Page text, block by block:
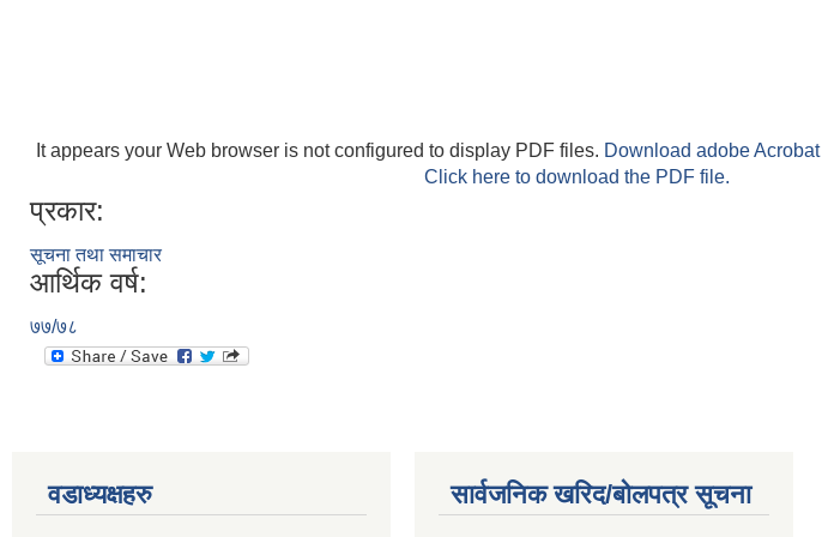
It appears your Web browser is not configured to display PDF files. Download adobe Acrobat
Click here to download the PDF file.
प्रकार:
सूचना तथा समाचार
आर्थिक वर्ष:
७७/७८
वडाध्यक्षहरु सार्वजनिक खरिद/बोलपत्र सूचना